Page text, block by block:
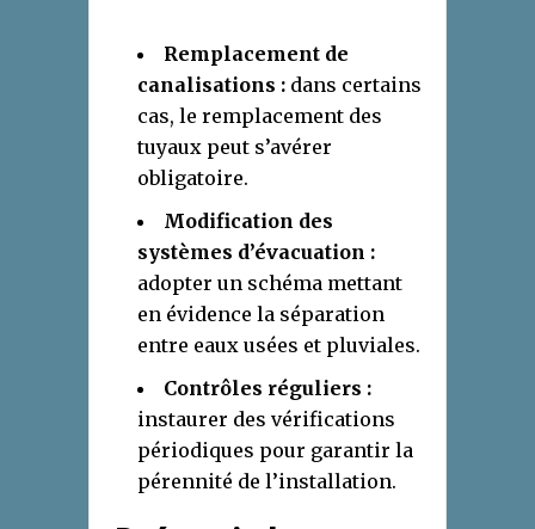
Remplacement de
canalisations : dans certains
cas, le remplacement des
tuyaux peut s’avérer
obligatoire.
Modification des
systèmes d’évacuation :
adopter un schéma mettant
en évidence la séparation
entre eaux usées et pluviales.
Contrôles réguliers :
instaurer des vérifications
périodiques pour garantir la
pérennité de l’installation.